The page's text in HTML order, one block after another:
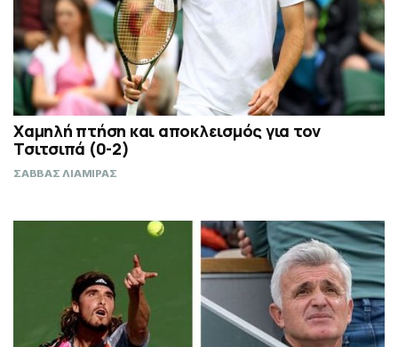
Χαμηλή πτήση και αποκλεισμός για τον
Τσιτσιπά (0-2)
ΣΑΒΒΑΣ ΛΙΑΜΙΡΑΣ